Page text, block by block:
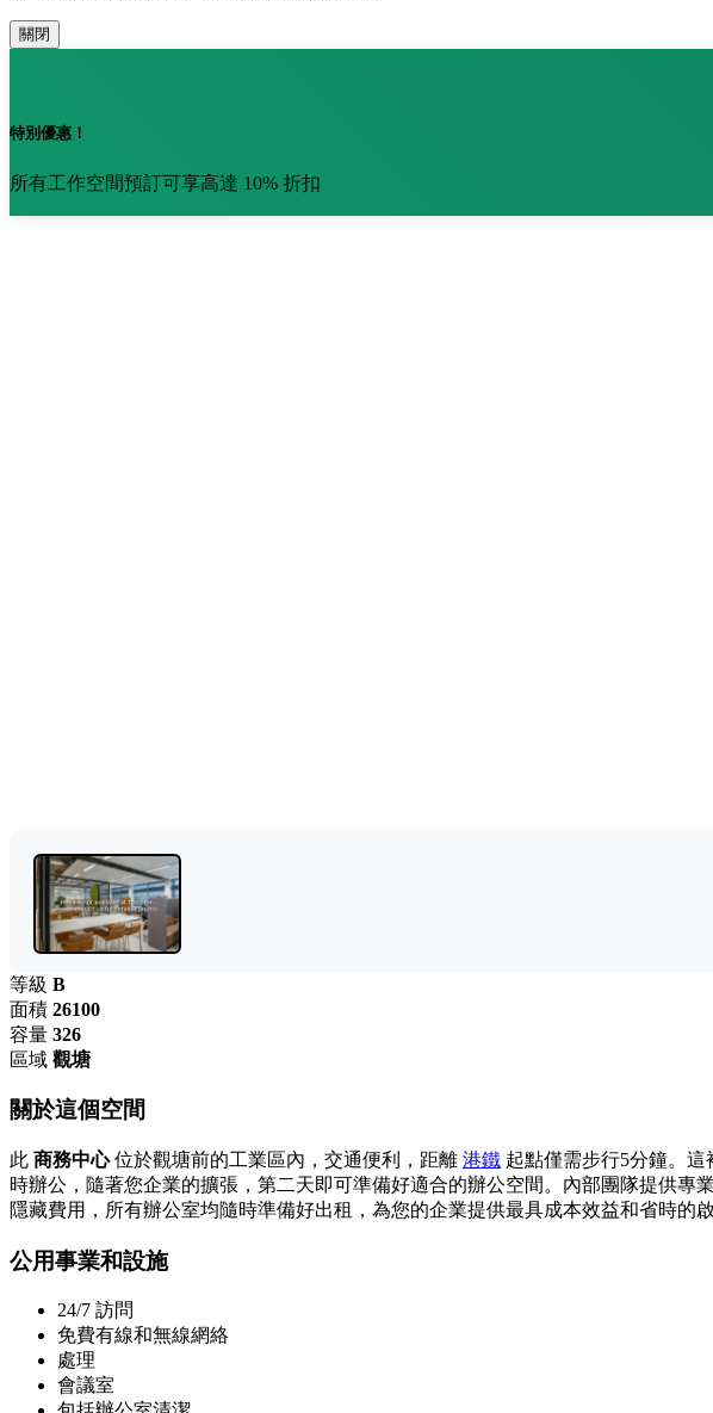
關閉
特別優惠！
所有工作空間預訂可享高達 10% 折扣
等級 B
面積 26100
容量 326
區域 觀塘
關於這個空間
此 商務中心位於觀塘前的工業區內，交通便利，距離 港鐵 起點僅需步行5分鐘。
時辦公，隨著您企業的擴張，第二天即可準備好適合的辦公空間。內部團隊提供
隱藏費用，所有辦公室均隨時準備好出租，為您的企業提供最具成本效益和省時的啟
公用事業和設施
24/7 訪問
免費有線和無線網絡
處理
會議室